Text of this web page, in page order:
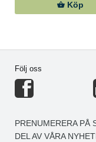
Köp
Följ oss
PRENUMERERA PÅ
DEL AV VÅRA